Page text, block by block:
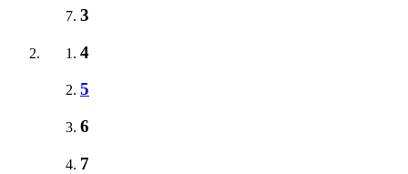
3
4
5
6
7